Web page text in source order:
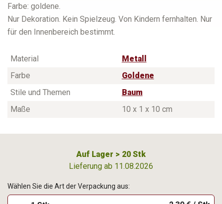
Farbe: goldene.
Nur Dekoration. Kein Spielzeug. Von Kindern fernhalten. Nur
für den Innenbereich bestimmt.
Material
Metall
Farbe
Goldene
Stile und Themen
Baum
Maße
10 x 1 x 10 cm
Auf Lager > 20 Stk
Lieferung ab 11.08.2026
Wählen Sie die Art der Verpackung aus: